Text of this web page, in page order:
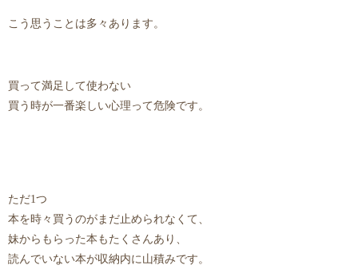
こう思うことは多々あります。
買って満足して使わない
買う時が一番楽しい心理って危険です。
ただ1つ
本を時々買うのがまだ止められなくて、
妹からもらった本もたくさんあり、
読んでいない本が収納内に山積みです。